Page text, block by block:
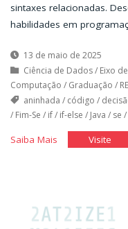
sintaxes relacionadas.
habilidades em
13 de maio de 2025
Ciência de Dados/ Eixo
Computação / Graduação /
aninhada / código /
/ Fim-Se / if/ if-else / Java / se /
Saiba Mais"Estruturas
Visite